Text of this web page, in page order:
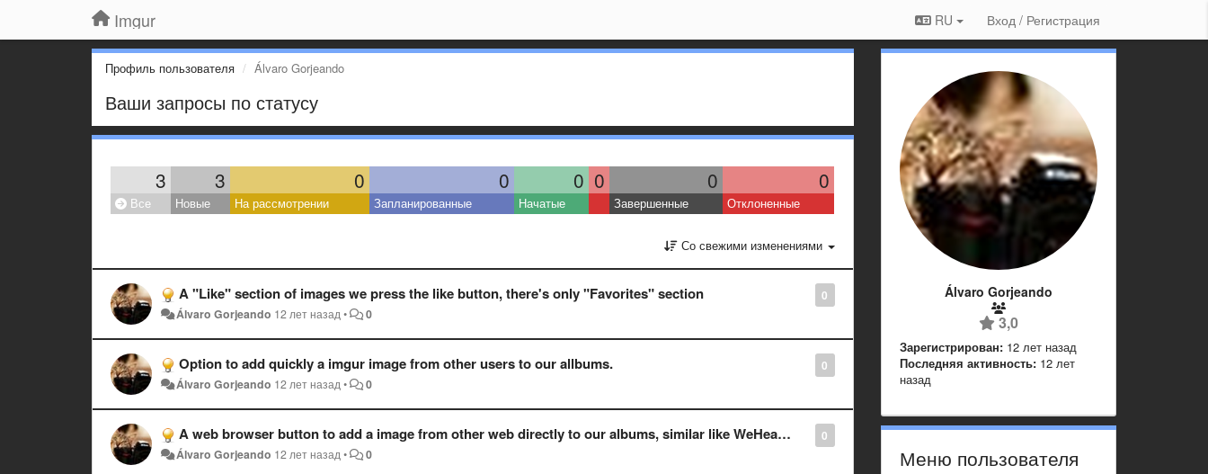
Imgur RU Вход / Регистрация
Профиль пользователя Álvaro Gorjeando
Ваши запросы по статусу
3 3 0 0 0 0 0 0
Все Новые На рассмотрении Запланированные Начатые Завершенные Отклоненные
Со свежими изменениями
0
A "Like" section of images we press the like button, there's only "Favorites" section
Álvaro Gorjeando 12 лет назад• 0
0
Option to add quickly a imgur image from other users to our allbums.
Álvaro Gorjeando 12 лет назад• 0
0
A web browser button to add a image from other web directly to our albums, similar like WeHeartIt.com
Álvaro Gorjeando 12 лет назад• 0
Álvaro Gorjeando
3,0
Зарегистрирован: 12 лет назад
Последняя активность: 12 лет
назад
Меню пользователя